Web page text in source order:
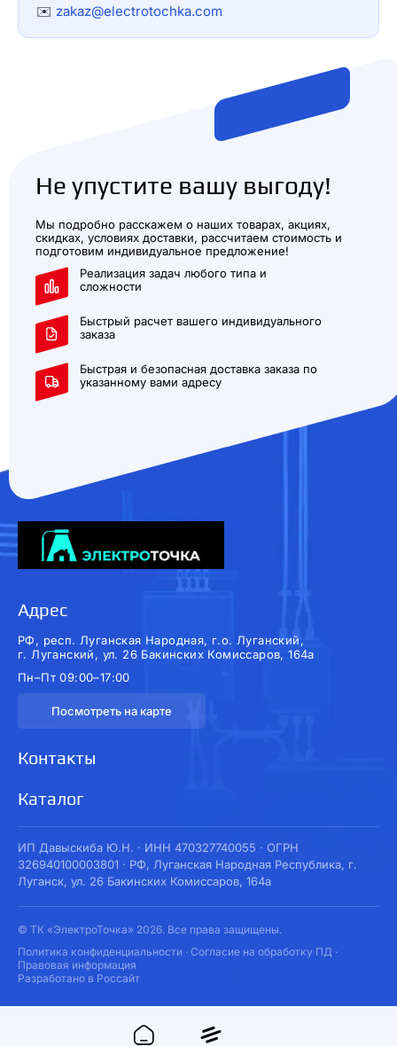
✉️ zakaz@electrotochka.com
Не упустите вашу выгоду!
Мы подробно расскажем о наших товарах, акциях,
скидках, условиях доставки, рассчитаем стоимость и
подготовим индивидуальное предложение!
Реализация задач любого типа и
сложности
Быстрый расчет вашего индивидуального
заказа
Быстрая и безопасная доставка заказа по
указанному вами адресу
Адрес
РФ, респ. Луганская Народная, г.о. Луганский,
г. Луганский, ул. 26 Бакинских Комиссаров, 164а
Пн–Пт 09:00–17:00
Посмотреть на карте
Каталог
Контакты
ИП Давыскиба Ю.Н. · ИНН 470327740055 · ОГРН
326940100003801 · РФ, Луганская Народная Республика, г.
Луганск, ул. 26 Бакинских Комиссаров, 164а
© ТК «ЭлектроТочка» 2026. Все права защищены.
Политика конфиденциальности · Согласие на обработку ПД ·
Правовая информация
Разработано в Россайт